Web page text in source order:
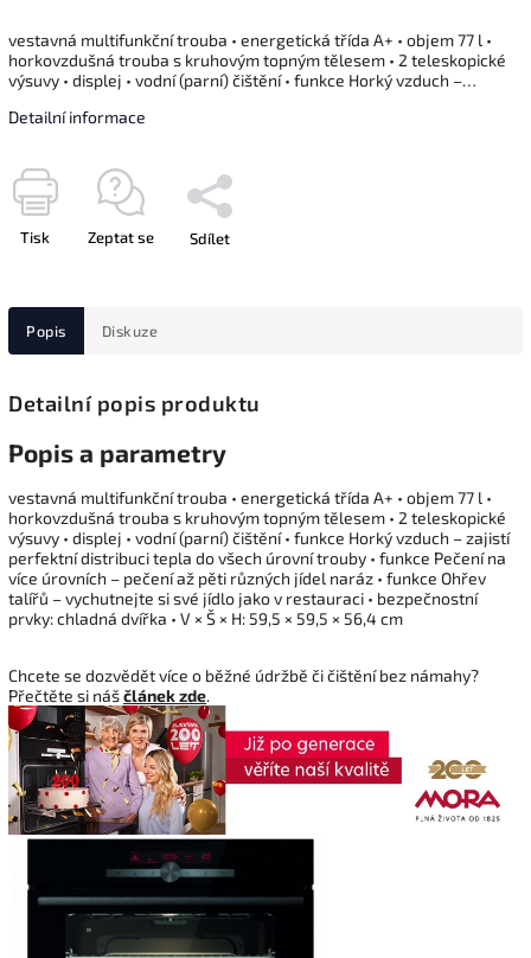
vestavná multifunkční trouba • energetická třída A+ • objem 77 l •
horkovzdušná trouba s kruhovým topným tělesem • 2 teleskopické
výsuvy • displej • vodní (parní) čištění • funkce Horký vzduch –…
Detailní informace
Tisk Zeptat se Sdílet
Popis Diskuze
Detailní popis produktu
Popis a parametry
vestavná multifunkční trouba • energetická třída A+ • objem 77 l •
horkovzdušná trouba s kruhovým topným tělesem • 2 teleskopické
výsuvy • displej • vodní (parní) čištění • funkce Horký vzduch – zajistí
perfektní distribuci tepla do všech úrovní trouby • funkce Pečení na
více úrovních – pečení až pěti různých jídel naráz • funkce Ohřev
talířů – vychutnejte si své jídlo jako v restauraci • bezpečnostní
prvky: chladná dvířka • V × Š × H: 59,5 × 59,5 × 56,4 cm
Chcete se dozvědět více o běžné údržbě či čištění bez námahy?
Přečtěte si náščlánek zde.